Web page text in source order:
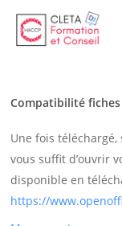
main
Compatibilité fiches
Une fois téléchargé,
vous suffit d’ouvrir
disponible en
https://